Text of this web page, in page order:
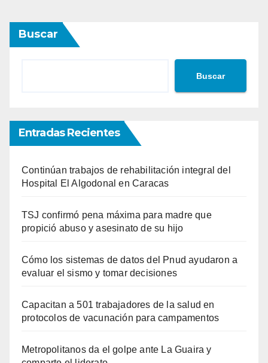
Buscar
Buscar
Entradas Recientes
Continúan trabajos de rehabilitación integral del
Hospital El Algodonal en Caracas
TSJ confirmó pena máxima para madre que
propició abuso y asesinato de su hijo
Cómo los sistemas de datos del Pnud ayudaron a
evaluar el sismo y tomar decisiones
Capacitan a 501 trabajadores de la salud en
protocolos de vacunación para campamentos
Metropolitanos da el golpe ante La Guaira y